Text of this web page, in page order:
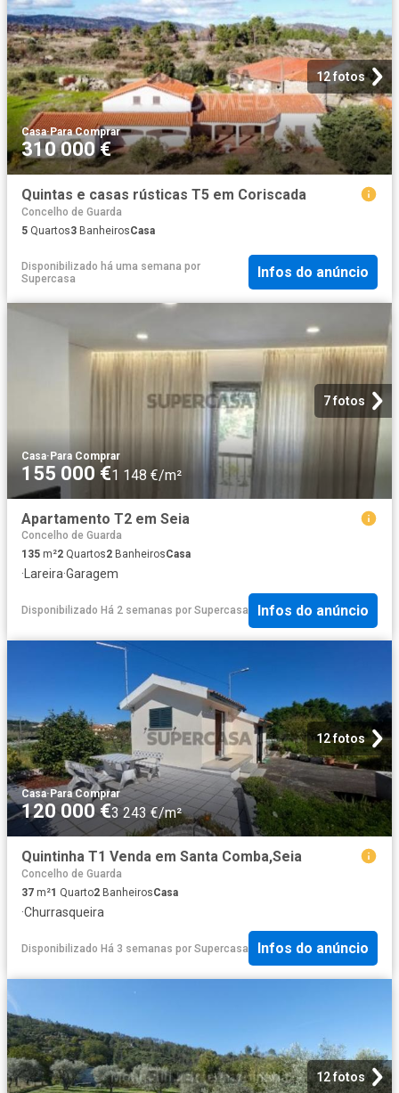
12 fotos
Casa·Para Comprar
310 000 €
Quintas e casas rústicas T5 em Coriscada
Concelho de Guarda
5 Quartos3 BanheirosCasa
Disponibilizado há uma semana por
Supercasa
Infos do anúncio
7 fotos
Casa·Para Comprar
155 000 €1 148 €/m²
Apartamento T2 em Seia
Concelho de Guarda
135 m²2 Quartos2 BanheirosCasa
·Lareira·Garagem
Disponibilizado Há 2 semanas por Supercasa Infos do anúncio
12 fotos
Casa· Para Comprar
120 000 €3 243 €/m²
Quintinha T1 Venda em Santa Comba,Seia
Concelho de Guarda
37 m²1 Quarto2 BanheirosCasa
·Churrasqueira
Disponibilizado Há 3 semanas por Supercasa Infos do anúncio
12 fotos